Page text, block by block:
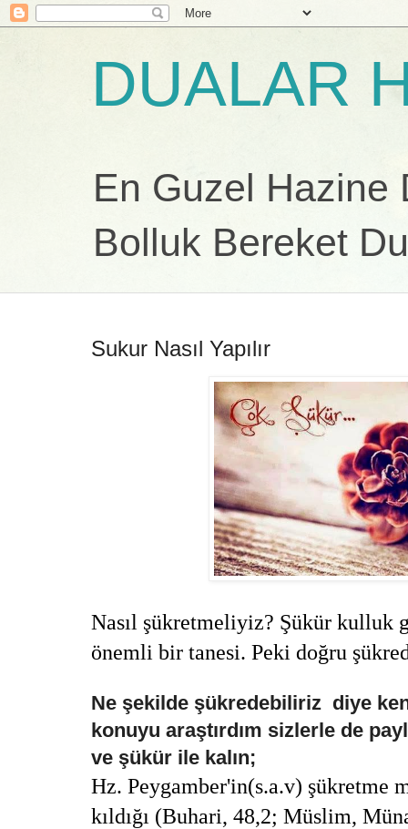
DUALAR
En Guzel Hazine
Bolluk Bereket
Sukur Nasıl Yapılır
Nasıl şükretmeliyiz? Şükür kulluk
önemli bir tanesi. Peki doğru
Ne şekilde şükredebiliriz diye
konuyu araştırdım sizlerle de
ve şükür ile kalın;
Hz. Peygamber'in(s.a.v) şükretme
kıldığı (Buhari, 48,2; Müslim,